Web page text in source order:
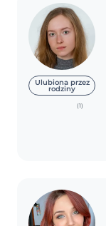
Ulubiona przez
rodziny
(1)